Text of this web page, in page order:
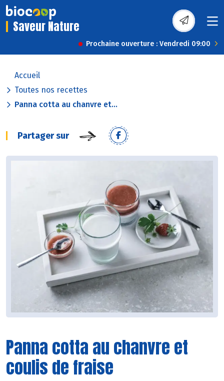
Saveur Nature
Prochaine ouverture : Vendredi 09:00
Accueil
Toutes nos recettes
Panna cotta au chanvre et...
Partager sur
Panna cotta au chanvre et
coulis de fraise